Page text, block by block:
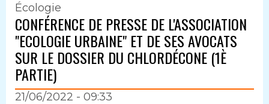
Écologie
CONFÉRENCE DE PRESSE DE L'ASSOCIATION
"ECOLOGIE URBAINE" ET DE SES AVOCATS
SUR LE DOSSIER DU CHLORDÉCONE (1È
PARTIE)
21/06/2022 - 09:33